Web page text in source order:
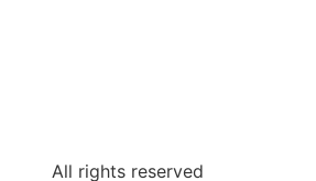
All rights reserved